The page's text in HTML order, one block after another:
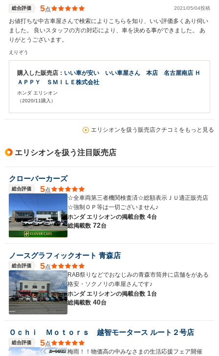
総合評価 5点 2021/05/04投稿
お値打ちな中古車屋さんで検索によりこちらを知り、いい評価多くあり伺い
ました。 良いスタッフの方の対応により、車を決める事ができました。 あ
りがとうございます。
えりぞう
購入した販売店： いい車が安い いい車屋さん 本店 名古屋南店 Ｈ
ＡＰＰＹ ＳＭＩＬＥ株式会社
ホンダ エリシオン
（2020/11購入）
エリシオンを扱う販売店クチコミをもっと見る
エリシオンを扱う注目販売店
クローバーカーズ
総合評価 5点
☆全車両第三者機関検査済☆総額表示ＪＵ適正販売店
☆強制ＯＰ等は一切ございません♪
ホンダ エリシオンの掲載台数 4台
総掲載数 72台
ノースグラフィックオート 青森店
総合評価 5点
RAB祭りなどでおなじみの青森市筒井に店舗をがある
格安・ソクノリの車屋さんです♪
ホンダ エリシオンの掲載台数 1台
総掲載数 40台
Ｏｃｈｉ Ｍｏｔｏｒｓ 越智モータース ルート２号店
総合評価 5点
梅雨！！物価高の中みなさまの生活応援フェア開催